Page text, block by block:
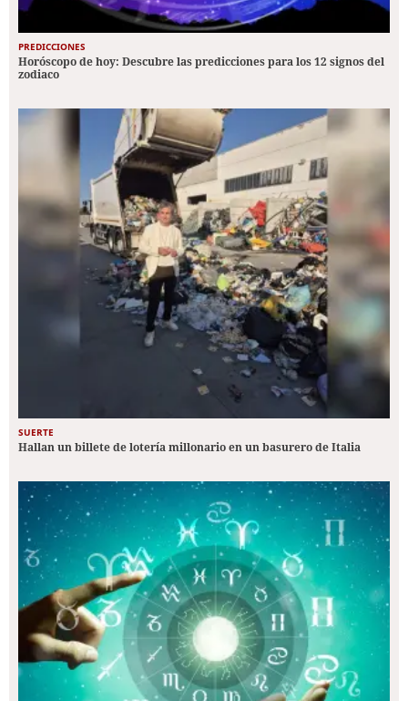
PREDICCIONES
Horóscopo de hoy: Descubre las predicciones para los 12 signos del
zodiaco
SUERTE
Hallan un billete de lotería millonario en un basurero de Italia